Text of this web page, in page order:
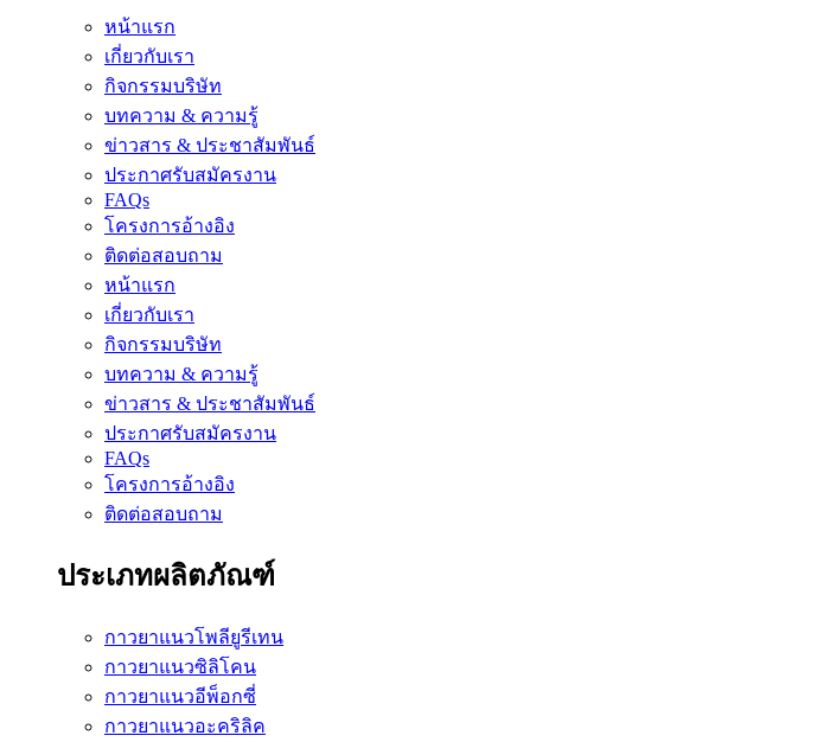
หน้าแรก
เกี่ยวกับเรา
กิจกรรมบริษัท
บทความ & ความรู้
ข่าวสาร & ประชาสัมพันธ์
ประกาศรับสมัครงาน
FAQs
โครงการอ้างอิง
ติดต่อสอบถาม
หน้าแรก
เกี่ยวกับเรา
กิจกรรมบริษัท
บทความ & ความรู้
ข่าวสาร & ประชาสัมพันธ์
ประกาศรับสมัครงาน
FAQs
โครงการอ้างอิง
ติดต่อสอบถาม
ประเภทผลิตภัณฑ์
กาวยาแนวโพลียูรีเทน
กาวยาแนวซิลิโคน
กาวยาแนวอีพ็อกซี่
กาวยาแนวอะคริลิค